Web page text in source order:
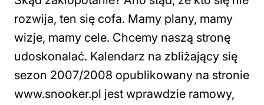
rozwija, ten się cofa. Mamy plany, mamy
wizje, mamy cele. Chcemy naszą stronę
udoskonalać. Kalendarz na zbliżający się
sezon 2007/2008 opublikowany na stronie
www.snooker.pl jest wprawdzie ramowy,